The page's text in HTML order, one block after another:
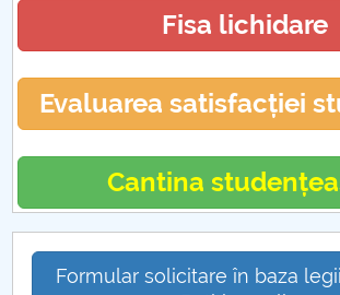
Practică FMT (CUP)
Activități extracuriculare FMT
Fisa lichidare
Evaluarea satisfacției
Cantina
Formular solicitare în baza